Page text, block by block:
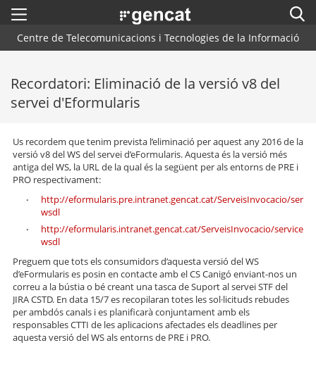
. Obre en una nova finestra.
Menú
Centre de Telecomunicacions i Tecnologies de la Informació
Inici
Arquitectura CTTI
Plataformes i Frameworks
Centres de Suport
Contacte
Recordatori: Eliminació de la versió v8 del
servei d'Eformularis
Us recordem que tenim prevista l’eliminació per aquest any 2016 de la
versió v8 del WS del servei d’eFormularis. Aquesta és la versió més
antiga del WS, la URL de la qual és la següent per als entorns de PRE i
PRO respectivament:
http://eformularis.pre.intranet.gencat.cat/ServeisInvocacio/
wsdl
http://eformularis.intranet.gencat.cat/ServeisInvocacio/services/
wsdl
Preguem que tots els consumidors d’aquesta versió del WS
d’eFormularis es posin en contacte amb el CS Canigó enviant-nos un
correu a la bústia o bé creant una tasca de Suport al servei STF del
JIRA CSTD. En data 15/7 es recopilaran totes les sol·licituds rebudes
per ambdós canals i es planificarà conjuntament amb els
responsables CTTI de les aplicacions afectades els deadlines per
aquesta versió del WS als entorns de PRE i PRO.